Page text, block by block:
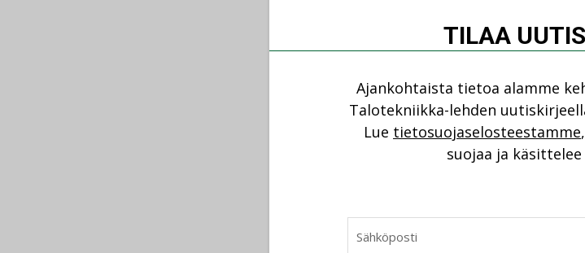
TILAA
Ajankohtaista tietoa alamme
Talotekniikka-lehden
Lue tietosuojaselosteestamme
suojaa ja